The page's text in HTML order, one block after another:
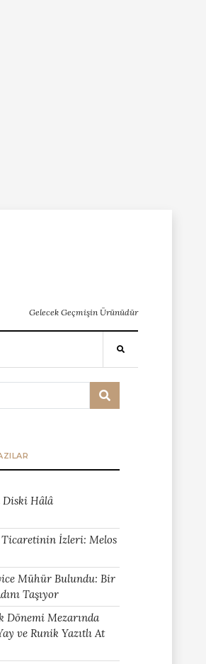
Gelecek Geçmişin Ürünüdür
Diski Hâlâ
Ticaretinin İzleri: Melos
Mühür Bulundu: Bir
Taşıyor
Dönemi Mezarında
ve Runik Yazıtlı At